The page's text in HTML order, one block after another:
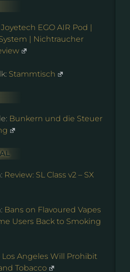
Joyetech EGO AIR Pod |
| Nichtraucher
Stammtisch
Bunkern und die Steuer
Review: SL Class v2 – SX
Bans on Flavoured Vapes
Users Back to Smoking
Los Angeles Will Prohibit
Tobacco